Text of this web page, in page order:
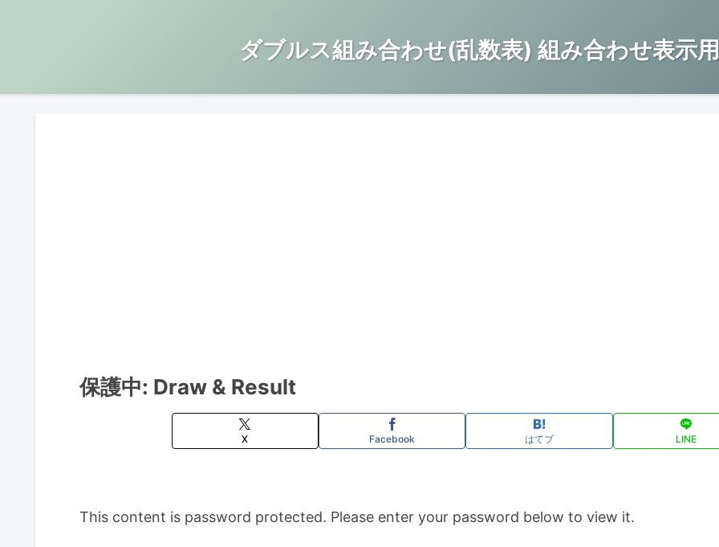
ダブルス組み合わせ(乱数表) 組み合わせ表示
保護中: Draw & Result
X Facebook はてブ LINE
This content is password protected. Please enter your password below to view it.